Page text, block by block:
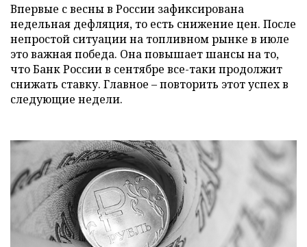
Впервые с весны в России зафиксирована
недельная дефляция, то есть снижение цен. После
непростой ситуации на топливном рынке в июле
это важная победа. Она повышает шансы на то,
что Банк России в сентябре все-таки продолжит
снижать ставку. Главное – повторить этот успех в
следующие недели.